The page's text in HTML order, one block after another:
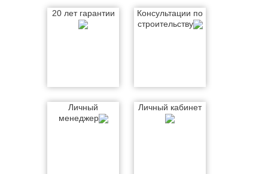
20 лет гарантии
Консультации по
строительству
Личный
менеджер
Личный кабинет